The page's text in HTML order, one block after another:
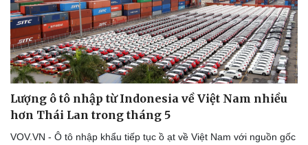
Doanh nghiệp
Thông tin doanh nghiệp
Doanh nghiệp 24h
Doanh nhân
Công nghệ
Sành điệu
Tin Công nghệ
Trải nghiệm
Lượng ô tô nhập từ Indonesia về Việt Nam nhiều
hơn Thái Lan trong tháng 5
VOV.VN - Ô tô nhập khẩu tiếp tục ồ ạt về Việt Nam với nguồn gốc